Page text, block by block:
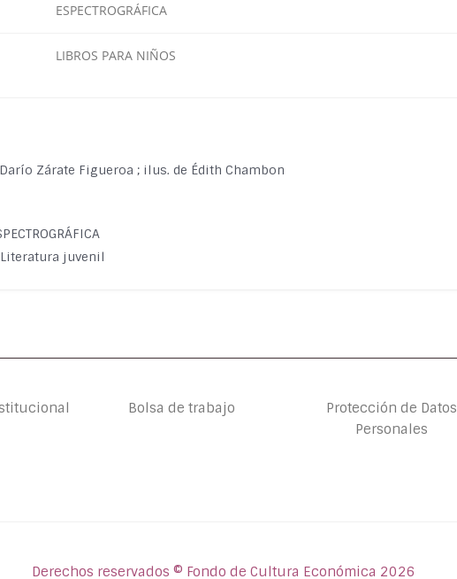
ESPECTROGRÁFICA
LIBROS PARA NIÑOS
Zárate Figueroa ; ilus. de Édith Chambon
juvenil
Bolsa de trabajo
Protección de Datos
Personales
Derechos reservados © Fondo de Cultura Económica 2026